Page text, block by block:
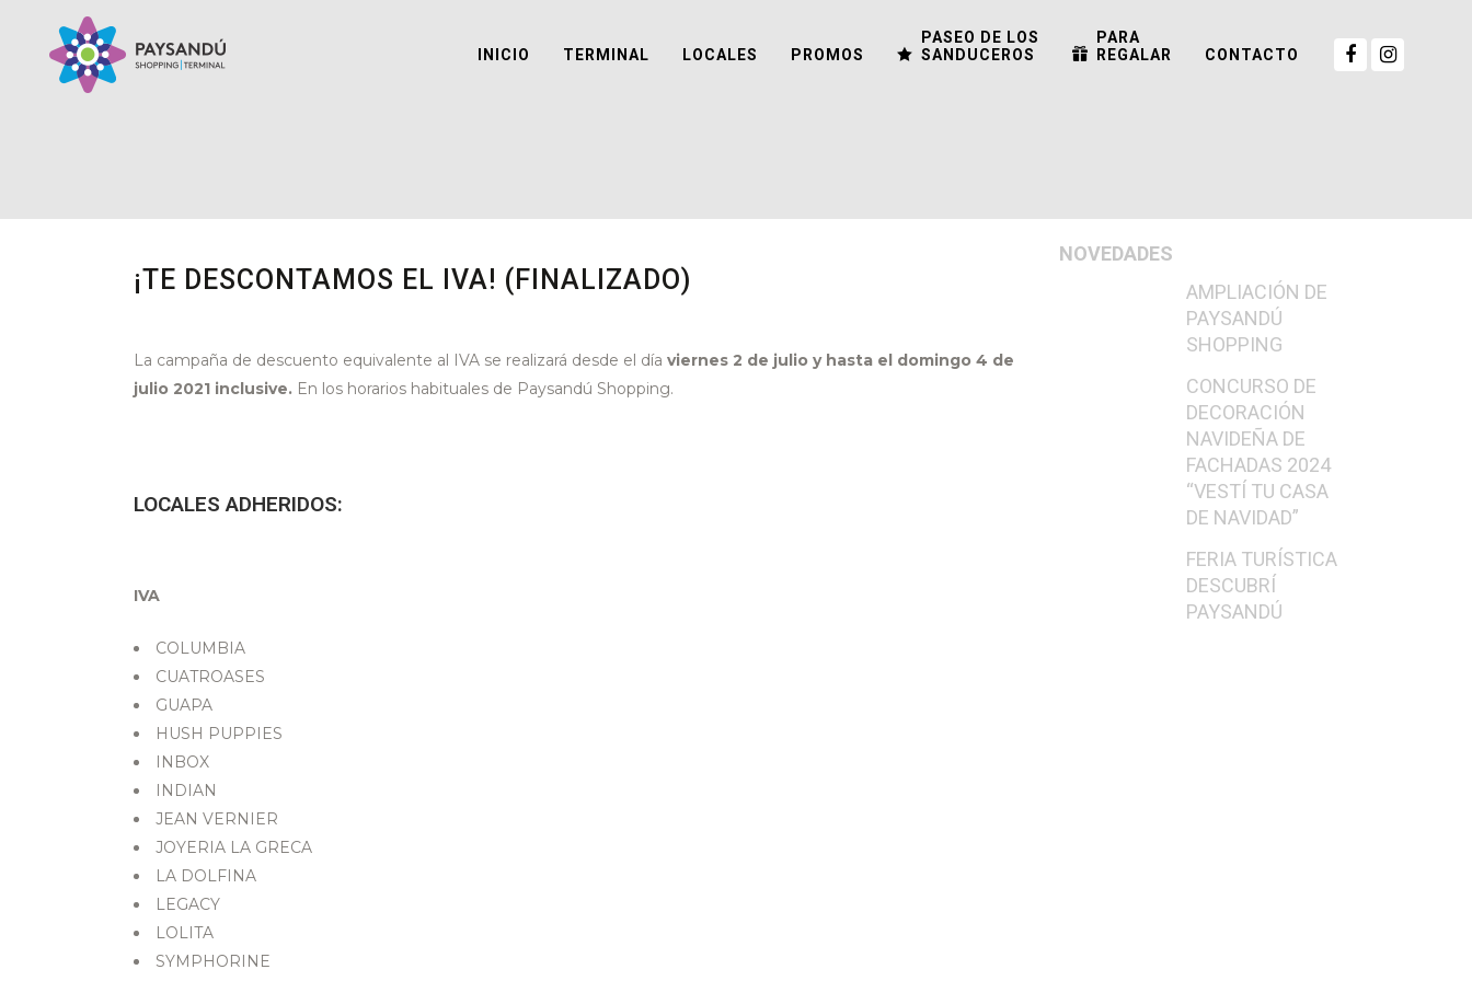
INICIO TERMINAL LOCALES PROMOS
PASEO DE LOS
SANDUCEROS
PARA
REGALAR
CONTACTO
¡TE DESCONTAMOS EL IVA! (FINALIZADO)
La campaña de descuento equivalente al IVA se realizará desde el día viernes 2 de julio y hasta el domingo 4 de
julio 2021 inclusive. En los horarios habituales de Paysandú Shopping.
LOCALES ADHERIDOS:
IVA
COLUMBIA
CUATROASES
GUAPA
HUSH PUPPIES
INBOX
INDIAN
JEAN VERNIER
JOYERIA LA GRECA
LA DOLFINA
LEGACY
LOLITA
SYMPHORINE
NOVEDADES
AMPLIACIÓN DE
PAYSANDÚ
SHOPPING
CONCURSO DE
DECORACIÓN
NAVIDEÑA DE
FACHADAS 2024
“VESTÍ TU CASA
DE NAVIDAD”
FERIA TURÍSTICA
DESCUBRÍ
PAYSANDÚ